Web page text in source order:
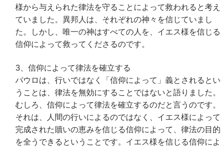
様から与えられた律法を守ることによって救われると考え
ていました。異邦人は、それぞれの神々を信じていまし
た。しかし、唯一の神はすべての人を、イエス様を信じる
信仰によって救ってくださるのです。
3、信仰によって律法を確立する
パウロは、行いではなく「信仰によって」義とされるとい
うことは、律法を無効にすることではないと語りました。
むしろ、信仰によって律法を確立するのだと言うのです。
それは、人間の行いによるのではなく、イエス様によって
完成された贖いの恵みを信じる信仰によって、律法の目的
を全うできるということです。イエス様を信じる信仰によ